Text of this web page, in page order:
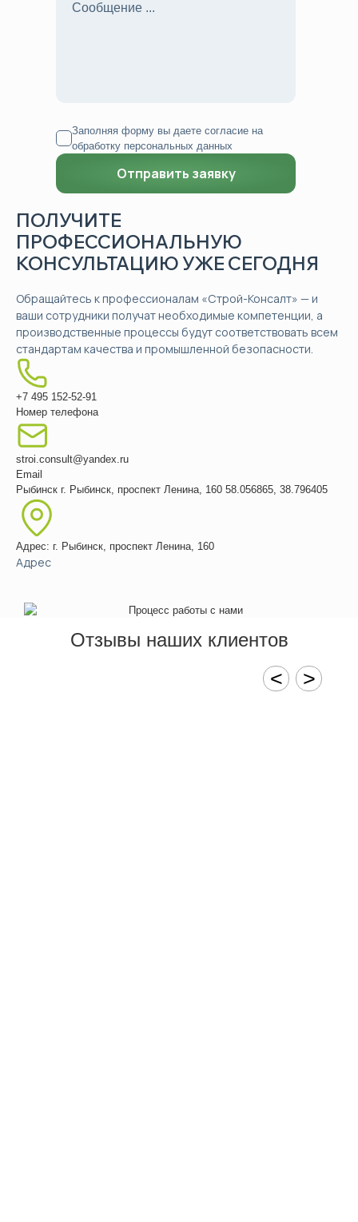
Заполняя форму вы даете согласие на
обработку персональных данных
ПОЛУЧИТЕ
ПРОФЕССИОНАЛЬНУЮ
КОНСУЛЬТАЦИЮ УЖЕ СЕГОДНЯ
Обращайтесь к профессионалам «Строй-Консалт» — и
ваши сотрудники получат необходимые компетенции, а
производственные процессы будут соответствовать всем
стандартам качества и промышленной безопасности.
+7 495 152-52-91
Номер телефона
stroi.consult@yandex.ru
Email
Рыбинск г. Рыбинск, проспект Ленина, 160 58.056865, 38.796405
Адрес: г. Рыбинск, проспект Ленина, 160
Адрес
Отзывы наших клиентов
< >